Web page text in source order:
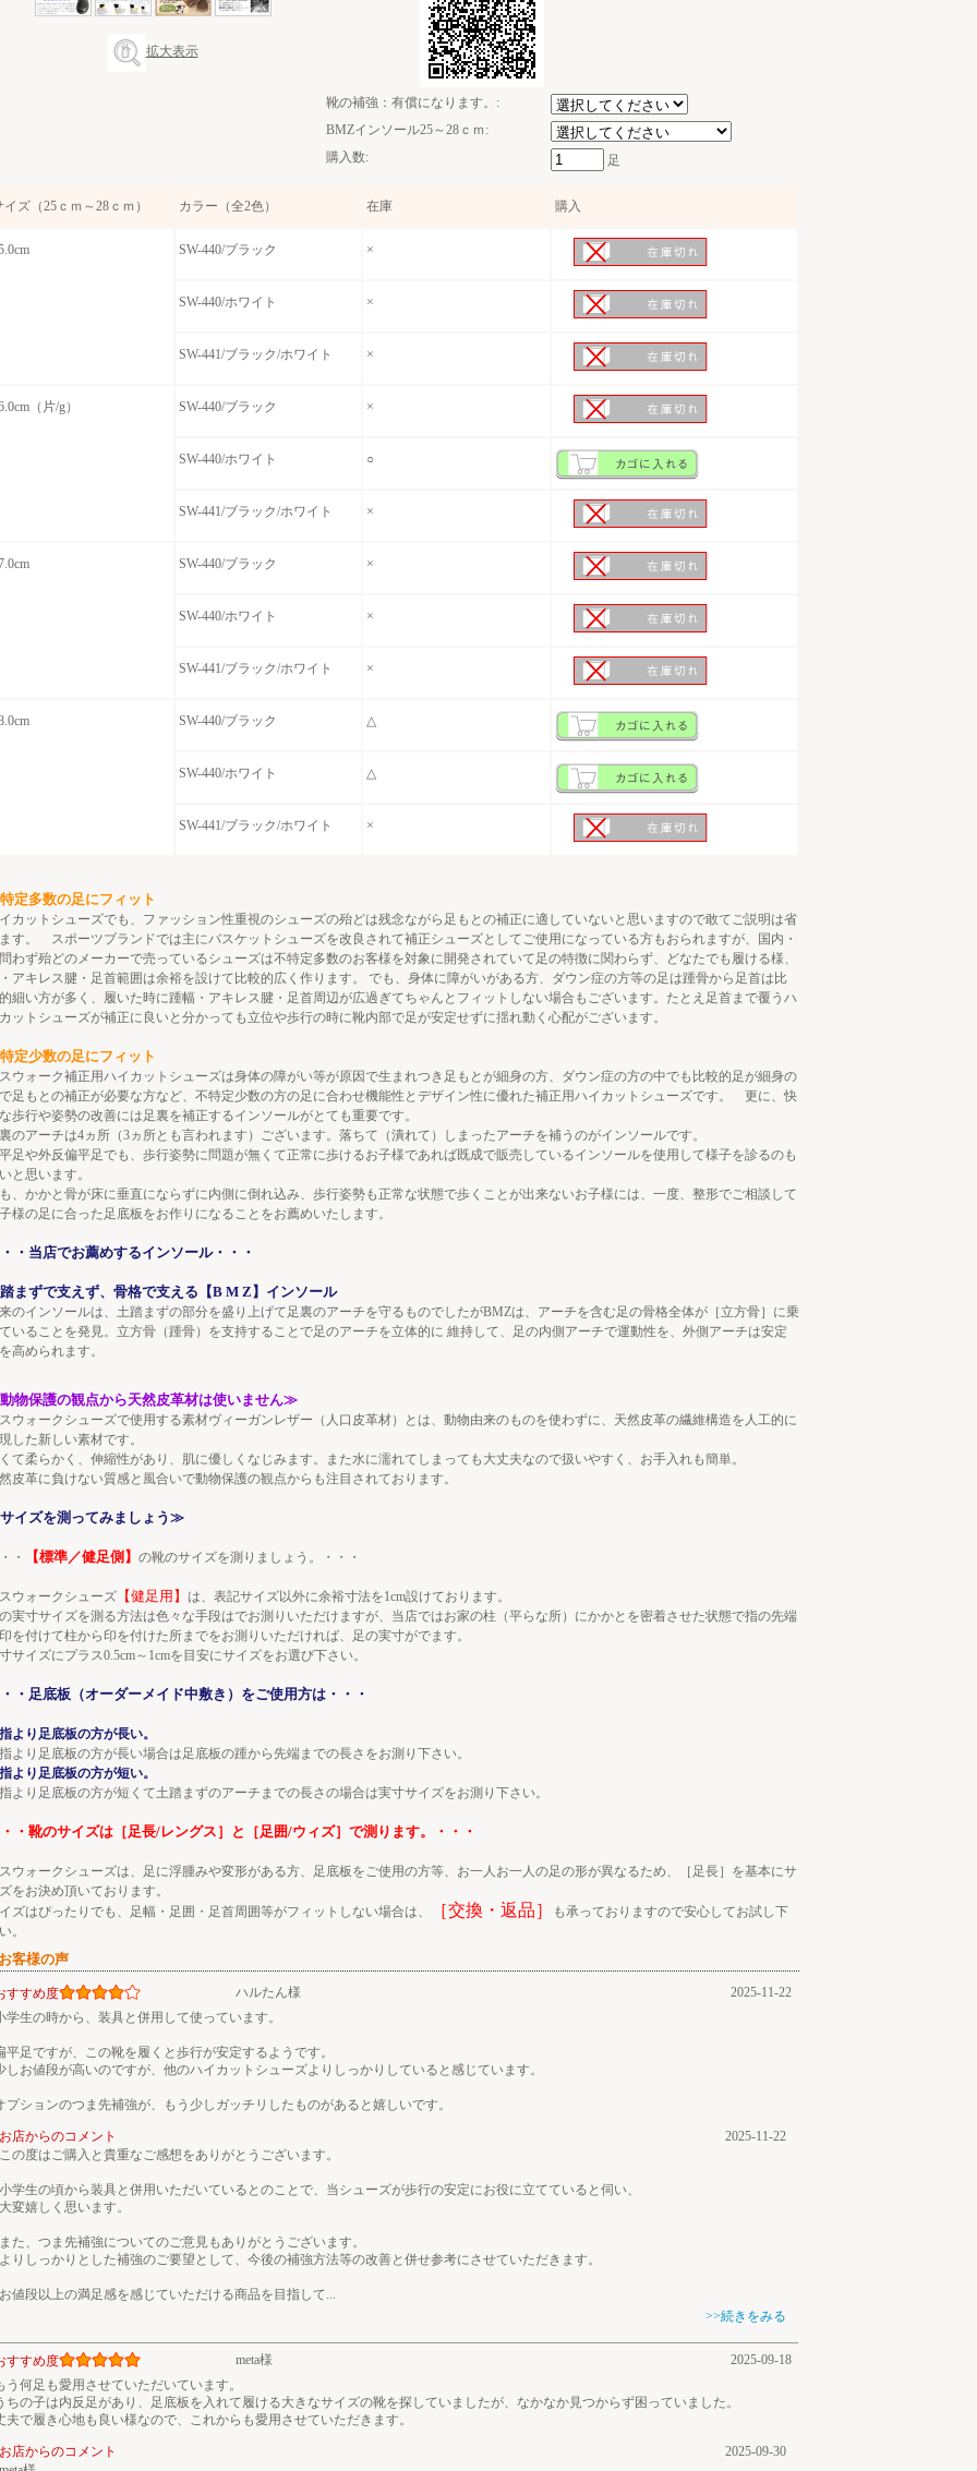
拡大表示
靴の補強：有償になります。:
BMZインソール25～28ｃｍ:
購入数:
足
イズ（25ｃｍ～28ｃｍ） カラー（全2色） 在庫 購入
SW-440/ブラック ×
SW-440/ホワイト ×
SW-441/ブラック/ホワイト ×
（片/g） SW-440/ブラック ×
SW-440/ホワイト ○
SW-441/ブラック/ホワイト ×
SW-440/ブラック ×
SW-440/ホワイト ×
SW-441/ブラック/ホワイト ×
SW-440/ブラック △
SW-440/ホワイト △
SW-441/ブラック/ホワイト ×
定多数の足にフィット
カットシューズでも、ファッション性重視のシューズの殆どは残念ながら足もとの補正に適していないと思いますので敢てご説明は省
す。 スポーツブランドでは主にバスケットシューズを改良されて補正シューズとしてご使用になっている方もおられますが、国内・
わず殆どのメーカーで売っているシューズは不特定多数のお客様を対象に開発されていて足の特徴に関わらず、どなたでも履ける様、
アキレス腱・足首範囲は余裕を設けて比較的広く作ります。 でも、身体に障がいがある方、ダウン症の方等の足は踵骨から足首は比
細い方が多く、履いた時に踵幅・アキレス腱・足首周辺が広過ぎてちゃんとフィットしない場合もございます。たとえ足首まで覆うハ
ットシューズが補正に良いと分かっても立位や歩行の時に靴内部で足が安定せずに揺れ動く心配がございます。
定少数の足にフィット
ウォーク補正用ハイカットシューズは身体の障がい等が原因で生まれつき足もとが細身の方、ダウン症の方の中でも比較的足が細身の
足もとの補正が必要な方など、不特定少数の方の足に合わせ機能性とデザイン性に優れた補正用ハイカットシューズです。 更に、快
歩行や姿勢の改善には足裏を補正するインソールがとても重要です。
のアーチは4ヵ所（3ヵ所とも言われます）ございます。落ちて（潰れて）しまったアーチを補うのがインソールです。
足や外反偏平足でも、歩行姿勢に問題が無くて正常に歩けるお子様であれば既成で販売しているインソールを使用して様子を診るのも
と思います。
、かかと骨が床に垂直にならずに内側に倒れ込み、歩行姿勢も正常な状態で歩くことが出来ないお子様には、一度、整形でご相談して
様の足に合った足底板をお作りになることをお薦めいたします。
・当店でお薦めするインソール・・・
まずで支えず、骨格で支える【B M Z】インソール
のインソールは、土踏まずの部分を盛り上げて足裏のアーチを守るものでしたがBMZは、アーチを含む足の骨格全体が［立方骨］に乗
いることを発見。立方骨（踵骨）を支持することで足のアーチを立体的に 維持して、足の内側アーチで運動性を、外側アーチは安定
高められます。
物保護の観点から天然皮革材は使いません≫
ウォークシューズで使用する素材ヴィーガンレザー（人口皮革材）とは、動物由来のものを使わずに、天然皮革の繊維構造を人工的に
した新しい素材です。
て柔らかく、伸縮性があり、肌に優しくなじみます。また水に濡れてしまっても大丈夫なので扱いやすく、お手入れも簡単。
皮革に負けない質感と風合いで動物保護の観点からも注目されております。
イズを測ってみましょう≫
・ 【標準／健足側】 の靴のサイズを測りましょう。・・・
ウォークシューズ 【健足用】
は、表記サイズ以外に余裕寸法を1cm設けております。
実寸サイズを測る方法は色々な手段はでお測りいただけますが、当店ではお家の柱（平らな所）にかかとを密着させた状態で指の先端
を付けて柱から印を付けた所までをお測りいただければ、足の実寸がでます。
サイズにプラス0.5cm～1cmを目安にサイズをお選び下さい。
・足底板（オーダーメイド中敷き）をご使用方は・・・
より足底板の方が長い。
より足底板の方が長い場合は足底板の踵から先端までの長さをお測り下さい。
より足底板の方が短い。
より足底板の方が短くて土踏まずのアーチまでの長さの場合は実寸サイズをお測り下さい。
・靴のサイズは［足長/レングス］と［足囲/ウィズ］で測ります。・・・
ウォークシューズは、足に浮腫みや変形がある方、足底板をご使用の方等、お一人お一人の足の形が異なるため、［足長］を基本にサ
をお決め頂いております。
ズはぴったりでも、足幅・足囲・足首周囲等がフィットしない場合は、
［交換・返品］
も承っておりますので安心してお試し下
。
客様の声
すすめ度 ハルたん様
2025-11-22
学生の時から、装具と併用して使っています。
平足ですが、この靴を履くと歩行が安定するようです。
しお値段が高いのですが、他のハイカットシューズよりしっかりしていると感じています。
プションのつま先補強が、もう少しガッチリしたものがあると嬉しいです。
お店からのコメント
2025-11-22
この度はご購入と貴重なご感想をありがとうございます。
小学生の頃から装具と併用いただいているとのことで、当シューズが歩行の安定にお役に立てていると伺い、
大変嬉しく思います。
また、つま先補強についてのご意見もありがとうございます。
よりしっかりとした補強のご要望として、今後の補強方法等の改善と併せ参考にさせていただきます。
お値段以上の満足感を感じていただける商品を目指して...
>>続きをみる
すすめ度 meta様
2025-09-18
う何足も愛用させていただいています。
ちの子は内反足があり、足底板を入れて履ける大きなサイズの靴を探していましたが、なかなか見つからず困っていました。
夫で履き心地も良い様なので、これからも愛用させていただきます。
お店からのコメント
2025-09-30